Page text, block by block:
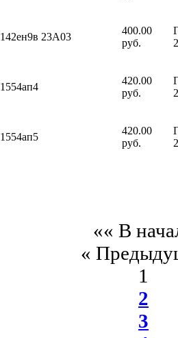
142ен9в 23А03
400.00
руб.
1554ап4
420.00
руб.
1554ап5
420.00
руб.
«« В
«
1
2
3